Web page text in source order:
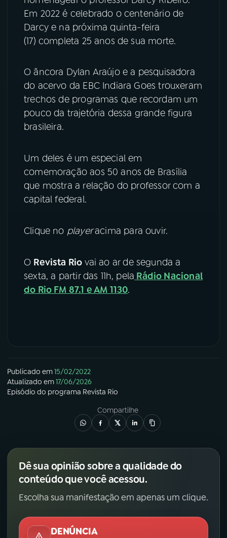
FESTIVAL DE MÚSICA
YouTube Facebook
Instagram X
TikTok
Em 2022 é celebrado o centenário de
Darcy e na próxima quinta-feira
(17) completa 25 anos de sua morte.
O âncora Dylan Araújo e a pesquisadora
do acervo da EBC Indiara Goes trouxeram
trechos de programas que recordam um
pouco da trajetória dessa grande figura
brasileira.
Um deles é um especial em
comemoração aos 50 anos de Brasília
que mostra a relação do professor com a
capital federal.
Clique no playeracima para ouvir.
O Revista Rio vai ao ar de segunda a
sexta, a partir das 11h, pela Rádio Nacional
do Rio FM 87.1 e AM 1130.
Publicado em15/02/2022
Atualizado em17/06/2026
Episódio do programa Revista Rio
Compartilhe
Dê sua opinião sobre a qualidade do
conteúdo que você acessou.
Escolha sua manifestação em apenas um clique.
DENÚNCIA